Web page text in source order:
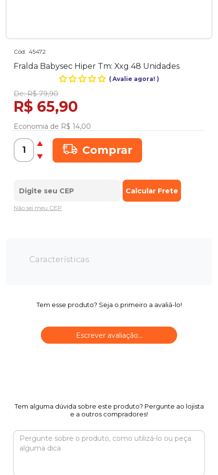
Cód: 45472
Fralda Babysec Hiper Tm: Xxg 48 Unidades
(Avalie agora! )
De:R$ 79,90
R$ 65,90
Economia de R$ 14,00
Comprar
Não sei meu CEP
Características
Tem esse produto? Seja o primeiro a avaliá-lo!
Escrever avaliação...
Tem alguma dúvida sobre este produto? Pergunte ao lojista
e a outros compradores!